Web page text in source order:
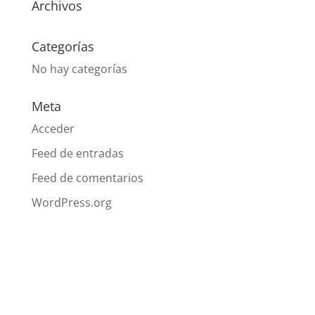
Archivos
Categorías
No hay categorías
Meta
Acceder
Feed de entradas
Feed de comentarios
WordPress.org